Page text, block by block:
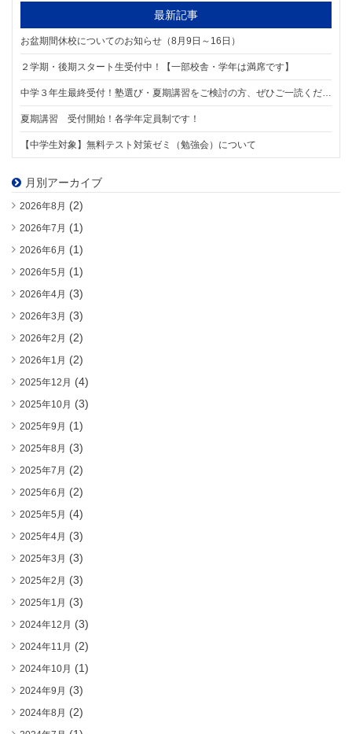
最新記事
お盆期間休校についてのお知らせ（8月9日～16日）
２学期・後期スタート生受付中！【一部校舎・学年は満席です】
中学３年生最終受付！塾選び・夏期講習をご検討の方、ぜひご一読ください。【8/1スタート】
夏期講習 受付開始！各学年定員制です！
【中学生対象】無料テスト対策ゼミ（勉強会）について
月別アーカイブ
2026年8月 (2)
2026年7月 (1)
2026年6月 (1)
2026年5月 (1)
2026年4月 (3)
2026年3月 (3)
2026年2月 (2)
2026年1月 (2)
2025年12月 (4)
2025年10月 (3)
2025年9月 (1)
2025年8月 (3)
2025年7月 (2)
2025年6月 (2)
2025年5月 (4)
2025年4月 (3)
2025年3月 (3)
2025年2月 (3)
2025年1月 (3)
2024年12月 (3)
2024年11月 (2)
2024年10月 (1)
2024年9月 (3)
2024年8月 (2)